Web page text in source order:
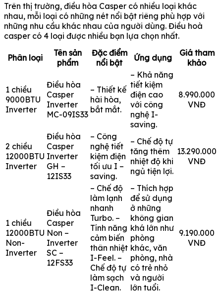
Trên thị trường, điều hòa Casper có nhiều loại khác
nhau, mỗi loại có những nét nổi bật riêng phù hợp với
những nhu cầu khác nhau của người dùng. Điều hoà
casper có 4 loại được nhiều bạn lựa chọn nhất.
Phân loại
Tên sản
phẩm
Đặc điểm
nổi bật
Ứng dụng
Giá tham
khảo
1 chiều
9000BTU
Inverter
Điều hòa
Casper
Inverter
MC-09IS33
– Thiết kế
hài hòa,
bắt mắt.
– Khả năng
tiết kiệm
điện cao
với công
nghệ I-
saving.
8.990.000
VNĐ
2 chiều
12000BTU
Inverter
Điều hòa
Casper
Inverter
GH –
12IS33
– Công
nghệ tiết
kiệm điện
tối ưu I –
saving.
– Chế độ tự
tăng thêm
nhiệt độ khi
ngủ tiện lợi.
13.290.000
VNĐ
1 chiều
12000BTU
Non-
Inverter
Điều hòa
Casper
Non –
Inverter
SC –
12FS33
– Chế độ
làm lạnh
nhanh
Turbo. –
Tính năng
cảm biến
thân nhiệt
I-Feel. –
Chế độ tự
làm sạch
I-Clean.
– Thích hợp
để sử dụng
ở những
không gian
khá lớn như
phòng
khác, văn
phòng, nhà
có trẻ nhỏ
và người
lớn tuổi.
9.190.000
VNĐ